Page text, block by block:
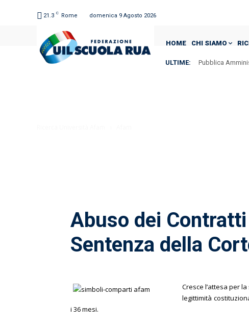
21.3 C Rome domenica 9 Agosto 2026
HOME CHI SIAMO
ULTIME: Pubblica
Abuso dei
Sentenza della
Cresce l’attesa per
legittimità
i 36 mesi.